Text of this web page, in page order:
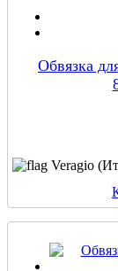
Обвязка
Veragio